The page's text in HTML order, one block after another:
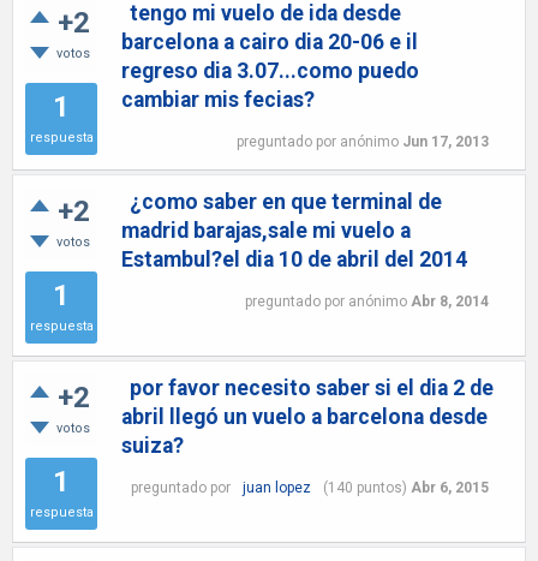
+2
votos
1
respuesta
tengo mi vuelo de ida desde
barcelona a cairo dia 20-06 e il
regreso dia 3.07...como puedo
cambiar mis fecias?
preguntado por anónimo Jun 17, 2013
+2
votos
1
respuesta
¿como saber en que terminal de
madrid barajas,sale mi vuelo a
Estambul?el dia 10 de abril del 2014
preguntado por anónimo Abr 8, 2014
+2
votos
1
respuesta
por favor necesito saber si el dia 2 de
abril llegó un vuelo a barcelona desde
suiza?
preguntado por juan lopez (140 puntos) Abr 6, 2015